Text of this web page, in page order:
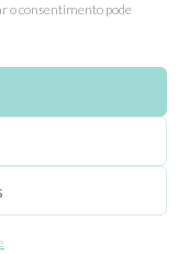
o consentimento pode
Lda.